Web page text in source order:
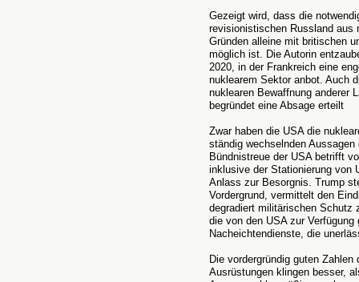
Gezeigt wird, dass die
revisionistischen Russland aus
Gründen alleine mit britischen
möglich ist. Die Autorin
2020, in der Frankreich eine
nuklearem Sektor anbot. Auch
nuklearen Bewaffnung anderer
begründet eine Absage erteilt
Zwar haben die USA die
ständig wechselnden
Bündnistreue der USA betrifft
inklusive der Stationierung von
Anlass zur Besorgnis. Trump
Vordergrund, vermittelt den
degradiert militärischen Schutz
die von den USA zur
Nacheichtendienste, die
Die vordergründig guten
Ausrüstungen klingen besser,